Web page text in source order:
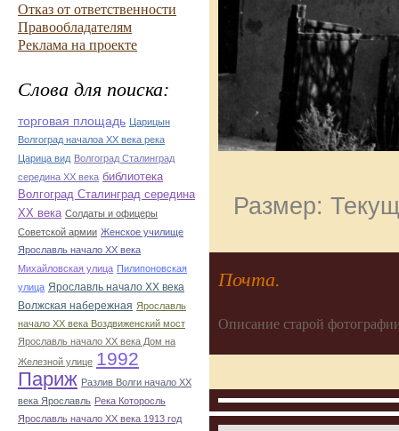
Отказ от ответственности
Правообладателям
Реклама на проекте
Слова для поиска:
торговая площадь Царицын
Волгоград началоа ХХ века река
Царица вид Волгоград Сталинград
середина ХХ века библиотека
Волгоград Сталинград середина
ХХ века Солдаты и офицеры
Советской армии Женское училище
Ярославль начало ХХ века
Михайловская улица Пилипоновская
улица Ярославль начало ХХ века
Волжская набережная Ярославль
начало ХХ века Воздвиженский мост
Ярославль начало ХХ века Дом на
Железной улице 1992
Париж Разлив Волги начало ХХ
века Ярославль Река Которосль
Ярославль начало ХХ века 1913 год
Размер:
Почта.
Описание старой